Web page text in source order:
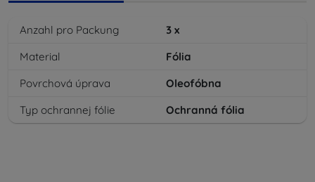
Anzahl pro Packung 3 x
Material
Fólia
Povrchová úprava
Oleofóbna
Typ ochrannej fólie
Ochranná fólia